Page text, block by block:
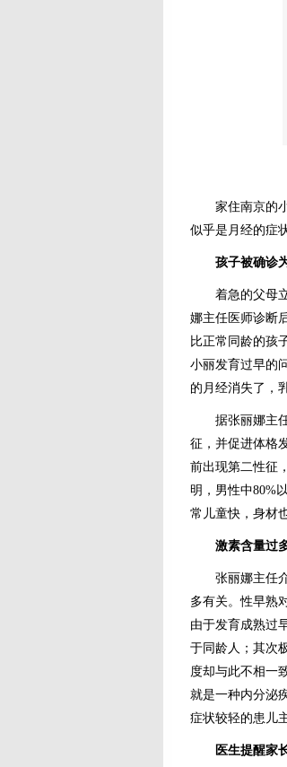
家住南京的小
似乎是月经的症
孩子被确诊
着急的父母立
娜主任医师诊断
比正常同龄的孩
小丽发育过早的
的月经消失了，
据张丽娜主任
征，并促进体格
前出现第二性征
明，男性中80%
常儿童快，身材
激素含量过
张丽娜主任介
多有关。性早熟
由于发育成熟过
于同龄人；其次
度却与此不相一
就是一种内分泌
症状较轻的患儿
医生提醒家